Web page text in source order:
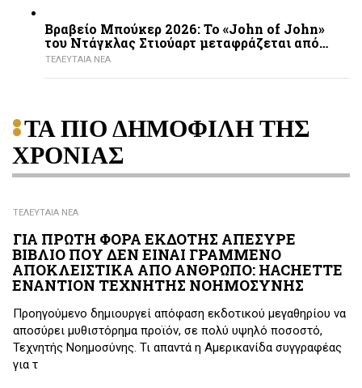
Βραβείο Μπούκερ 2026: Το «John of John»
του Ντάγκλας Στιούαρτ μεταφράζεται από…
ΤΕΛΕΥΤΑΙΑ ΝΕΑ
ΤΑ ΠΙΟ ΔΗΜΟΦΙΛΗ ΤΗΣ
ΧΡΟΝΙΑΣ
ΤΕΛΕΥΤΑΙΑ ΝΕΑ
ΓΙΑ ΠΡΩΤΗ ΦΟΡΑ ΕΚΔΟΤΗΣ ΑΠΕΣΥΡΕ
ΒΙΒΛΙΟ ΠΟΥ ΔΕΝ ΕΙΝΑΙ ΓΡΑΜΜΕΝΟ
ΑΠΟΚΛΕΙΣΤΙΚΑ ΑΠΟ ΑΝΘΡΩΠΟ: HACHETTE
ΕΝΑΝΤΙΟΝ ΤΕΧΝΗΤΗΣ ΝΟΗΜΟΣΥΝΗΣ
Προηγούμενο δημιουργεί απόφαση εκδοτικού μεγαθηρίου να
αποσύρει μυθιστόρημα προϊόν, σε πολύ υψηλό ποσοστό,
Τεχνητής Νοημοσύνης. Τι απαντά η Αμερικανίδα συγγραφέας
για τ